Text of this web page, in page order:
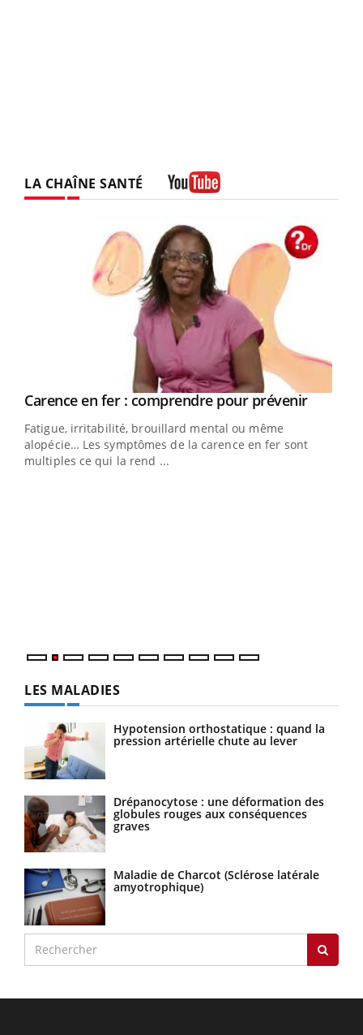
LA CHAÎNE SANTÉ
Youtube
Carence en fer : comprendre pour prévenirYoutube
Fatigue, irritabilité, brouillard mental ou même
alopécie… Les symptômes de la carence en fer sont
multiples ce qui la rend ...
LES MALADIES
Hypotension orthostatique : quand la
pression artérielle chute au lever
Drépanocytose : une déformation des
globules rouges aux conséquences
graves
Maladie de Charcot (Sclérose latérale
amyotrophique)